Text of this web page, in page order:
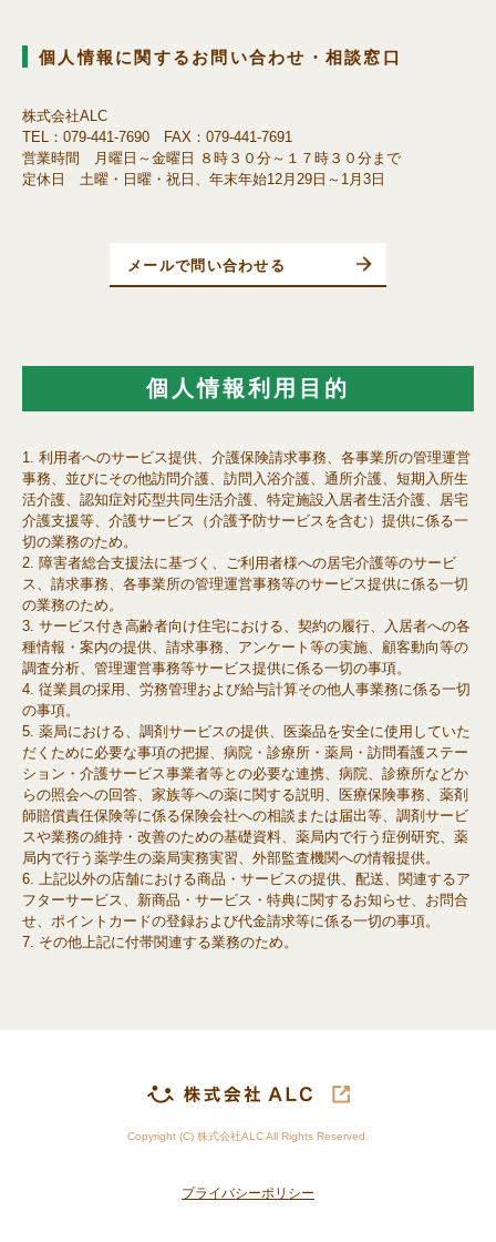
個人情報に関するお問い合わせ・相談窓口
株式会社ALC
TEL：079-441-7690 FAX：079-441-7691
営業時間 月曜日～金曜日 ８時３０分～１７時３０分まで
定休日 土曜・日曜・祝日、年末年始12月29日～1月3日
メールで問い合わせる
個人情報利用目的
利用者へのサービス提供、介護保険請求事務、各事業所の管理運営
事務、並びにその他訪問介護、訪問入浴介護、通所介護、短期入所生
活介護、認知症対応型共同生活介護、特定施設入居者生活介護、居宅
介護支援等、介護サービス（介護予防サービスを含む）提供に係る一
切の業務のため。
障害者総合支援法に基づく、ご利用者様への居宅介護等のサービ
ス、請求事務、各事業所の管理運営事務等のサービス提供に係る一切
の業務のため。
サービス付き高齢者向け住宅における、契約の履行、入居者への各
種情報・案内の提供、請求事務、アンケート等の実施、顧客動向等の
調査分析、管理運営事務等サービス提供に係る一切の事項。
従業員の採用、労務管理および給与計算その他人事業務に係る一切
の事項。
薬局における、調剤サービスの提供、医薬品を安全に使用していた
だくために必要な事項の把握、病院・診療所・薬局・訪問看護ステー
ション・介護サービス事業者等との必要な連携、病院、診療所などか
らの照会への回答、家族等への薬に関する説明、医療保険事務、薬剤
師賠償責任保険等に係る保険会社への相談または届出等、調剤サービ
スや業務の維持・改善のための基礎資料、薬局内で行う症例研究、薬
局内で行う薬学生の薬局実務実習、外部監査機関への情報提供。
上記以外の店舗における商品・サービスの提供、配送、関連するア
フターサービス、新商品・サービス・特典に関するお知らせ、お問合
せ、ポイントカードの登録および代金請求等に係る一切の事項。
その他上記に付帯関連する業務のため。
Copyright (C) 株式会社ALC All Rights Reserved.
プライバシーポリシー